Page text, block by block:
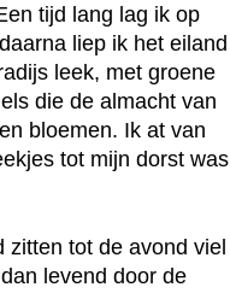
tijd lang lag ik op
liep ik het eiland
leek, met groene
die de almacht van
bloemen. Ik at van
tot mijn dorst was
zitten tot de avond viel
levend door de